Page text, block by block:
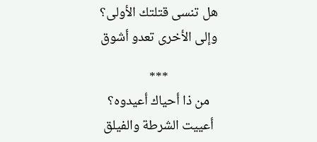
هل تنسى قتلتك الأولى؟
وإلى الأخرى تعدو أشوق
***
من ذا أحياك أعيدوه؟
أعييت الشرطة والفيلق